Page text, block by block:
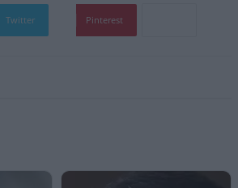
Twitter Pinterest